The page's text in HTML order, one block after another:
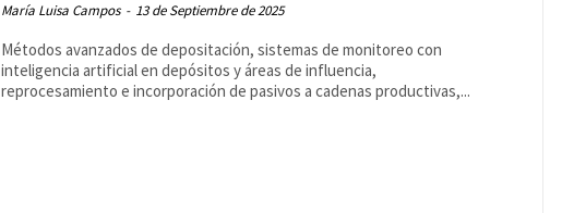
María Luisa Campos - 13 de Septiembre de 2025
Métodos avanzados de depositación, sistemas de monitoreo con
inteligencia artificial en depósitos y áreas de influencia,
reprocesamiento e incorporación de pasivos a cadenas productivas,...